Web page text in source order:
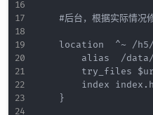
#后台，根据实际情况
location  ^~ /
alias  /
try_files
index
    }